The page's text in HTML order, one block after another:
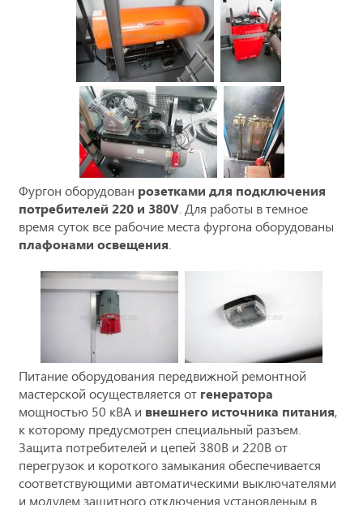
Фургон оборудован розетками для подключения
потребителей 220 и 380V . Для работы в темное
время суток все рабочие места фургона оборудованы
плафонами освещения
Питание оборудования передвижной ремонтной
мастерской осуществляется от генератора
мощностью 50 кВА и внешнего источника питания,
к которому предусмотрен специальный разъем.
Защита потребителей и цепей 380В и 220В от
перегрузок и короткого замыкания обеспечивается
соответствующими автоматическими выключателями
и модулем защитного отключения установленым в